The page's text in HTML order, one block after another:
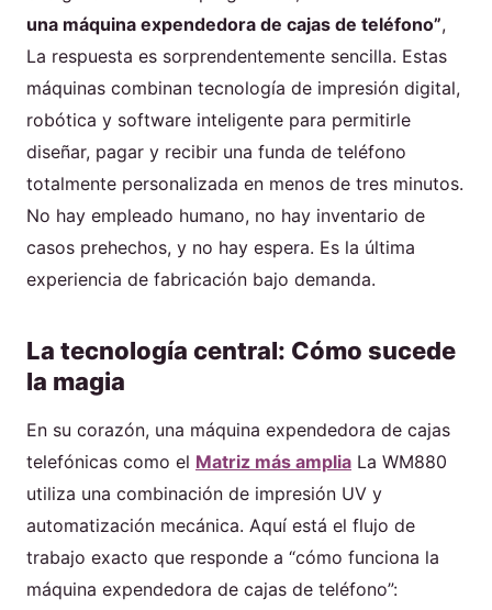
una máquina expendedora de cajas de teléfono”,
La respuesta es sorprendentemente sencilla. Estas
máquinas combinan tecnología de impresión digital,
robótica y software inteligente para permitirle
diseñar, pagar y recibir una funda de teléfono
totalmente personalizada en menos de tres minutos.
No hay empleado humano, no hay inventario de
casos prehechos, y no hay espera. Es la última
experiencia de fabricación bajo demanda.
La tecnología central: Cómo sucede
la magia
En su corazón, una máquina expendedora de cajas
telefónicas como el Matriz más amplia La WM880
utiliza una combinación de impresión UV y
automatización mecánica. Aquí está el flujo de
trabajo exacto que responde a “cómo funciona la
máquina expendedora de cajas de teléfono”: